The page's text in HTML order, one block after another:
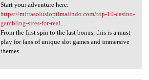
Start your adventure here:
https://mitrasolusioptimalindo.com/top-10-casino-
gambling-sites-for-real...
From the first spin to the last bonus, this is a must-
play for fans of unique slot games and immersive
themes.